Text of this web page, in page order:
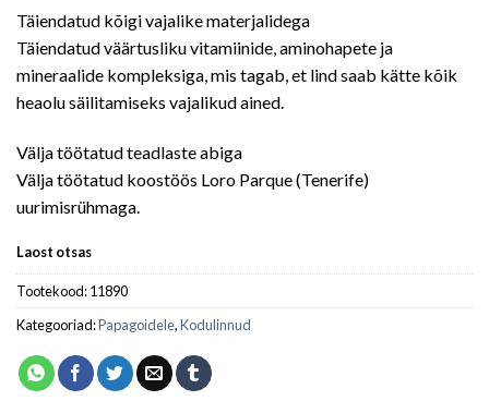
Täiendatud kõigi vajalike materjalidega
Täiendatud väärtusliku vitamiinide, aminohapete ja
mineraalide kompleksiga, mis tagab, et lind saab kätte kõik
heaolu säilitamiseks vajalikud ained.
Välja töötatud teadlaste abiga
Välja töötatud koostöös Loro Parque (Tenerife)
uurimisrühmaga.
Laost otsas
Tootekood:11890
Kategooriad:Papagoidele,Kodulinnud